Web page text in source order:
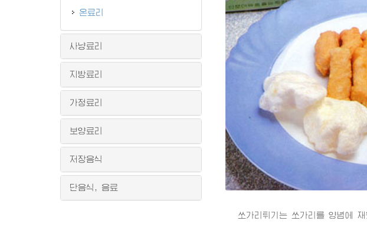
쏘가리튀기는 쏘가리를 양념에 재
온료리
사냥료리
지방료리
가정료리
보양료리
저장음식
단음식, 음료